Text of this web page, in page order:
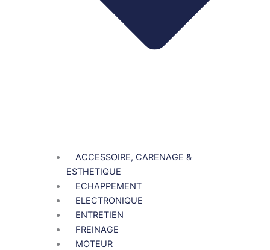
ACCESSOIRE, CARENAGE &
ESTHETIQUE
ECHAPPEMENT
ELECTRONIQUE
ENTRETIEN
FREINAGE
MOTEUR